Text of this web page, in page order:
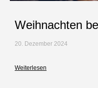
Weihnachten
20. Dezember 2024
Weiterlesen